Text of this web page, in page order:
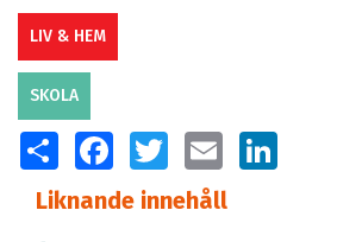
LIV & HEM
SKOLA
SHARE FACEBOOKTWITTER EMAIL
Liknande innehåll